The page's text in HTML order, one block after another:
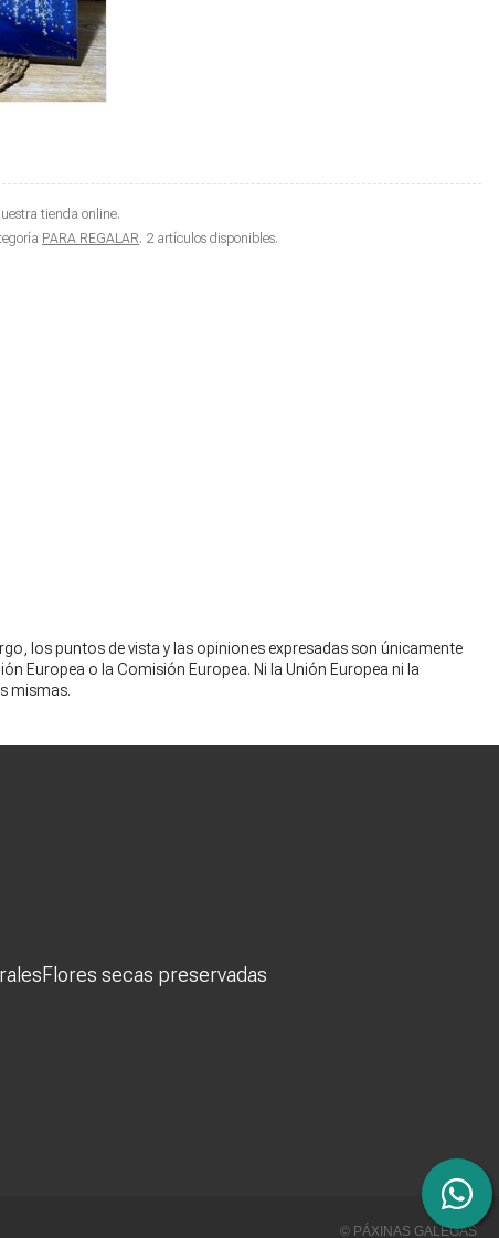
tienda online.
PARA REGALAR. 2 artículos disponibles.
los puntos de vista y las opiniones expresadas son únicamente
Europea o la Comisión Europea. Ni la Unión Europea ni la
mismas.
Flores secas preservadas
© PÁXINAS GALEGAS